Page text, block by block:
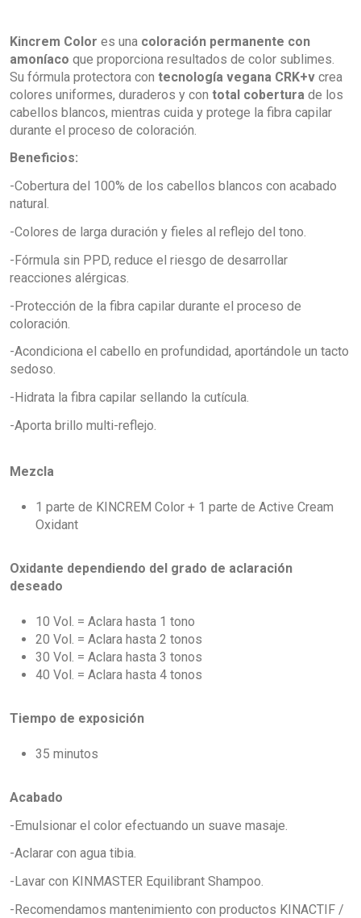
Kincrem Color es una coloración permanente con
amoníaco que proporciona resultados de color sublimes.
Su fórmula protectora con tecnología vegana CRK+v crea
colores uniformes, duraderos y con total cobertura de los
cabellos blancos, mientras cuida y protege la fibra capilar
durante el proceso de coloración.
Beneficios:
-Cobertura del 100% de los cabellos blancos con acabado
natural.
-Colores de larga duración y fieles al reflejo del tono.
-Fórmula sin PPD, reduce el riesgo de desarrollar
reacciones alérgicas.
-Protección de la fibra capilar durante el proceso de
coloración.
-Acondiciona el cabello en profundidad, aportándole un tacto
sedoso.
-Hidrata la fibra capilar sellando la cutícula.
-Aporta brillo multi-reflejo.
Mezcla
1 parte de KINCREM Color + 1 parte de Active Cream
Oxidant
Oxidante dependiendo del grado de aclaración
deseado
10 Vol. = Aclara hasta 1 tono
20 Vol. = Aclara hasta 2 tonos
30 Vol. = Aclara hasta 3 tonos
40 Vol. = Aclara hasta 4 tonos
Tiempo de exposición
35 minutos
Acabado
-Emulsionar el color efectuando un suave masaje.
-Aclarar con agua tibia.
-Lavar con KINMASTER Equilibrant Shampoo.
-Recomendamos mantenimiento con productos KINACTIF /